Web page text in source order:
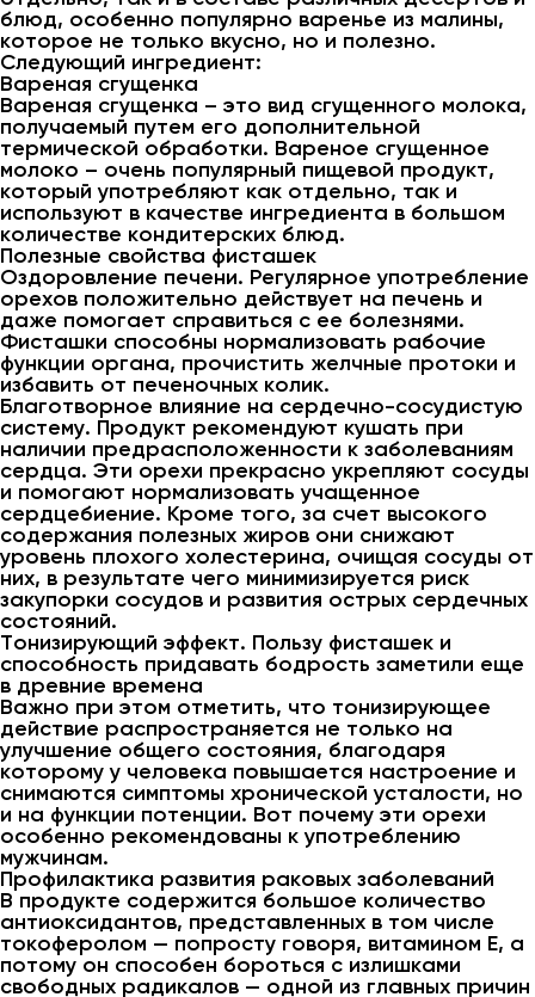
блюд, особенно популярно варенье из малины,
которое не только вкусно, но и полезно.
Следующий ингредиент:
Вареная сгущенка
Вареная сгущенка – это вид сгущенного молока,
получаемый путем его дополнительной
термической обработки. Вареное сгущенное
молоко – очень популярный пищевой продукт,
который употребляют как отдельно, так и
используют в качестве ингредиента в большом
количестве кондитерских блюд.
Полезные свойства фисташек
Оздоровление печени. Регулярное употребление
орехов положительно действует на печень и
даже помогает справиться с ее болезнями.
Фисташки способны нормализовать рабочие
функции органа, прочистить желчные протоки и
избавить от печеночных колик.
Благотворное влияние на сердечно-сосудистую
систему. Продукт рекомендуют кушать при
наличии предрасположенности к заболеваниям
сердца. Эти орехи прекрасно укрепляют сосуды
и помогают нормализовать учащенное
сердцебиение. Кроме того, за счет высокого
содержания полезных жиров они снижают
уровень плохого холестерина, очищая сосуды от
них, в результате чего минимизируется риск
закупорки сосудов и развития острых сердечных
состояний.
Тонизирующий эффект. Пользу фисташек и
способность придавать бодрость заметили еще
в древние времена
Важно при этом отметить, что тонизирующее
действие распространяется не только на
улучшение общего состояния, благодаря
которому у человека повышается настроение и
снимаются симптомы хронической усталости, но
и на функции потенции. Вот почему эти орехи
особенно рекомендованы к употреблению
мужчинам.
Профилактика развития раковых заболеваний
В продукте содержится большое количество
антиоксидантов, представленных в том числе
токоферолом — попросту говоря, витамином Е, а
потому он способен бороться с излишками
свободных радикалов — одной из главных причин